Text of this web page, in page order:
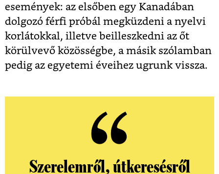
események: az elsőben egy Kanadában
dolgozó férfi próbál megküzdeni a nyelvi
korlátokkal, illetve beilleszkedni az őt
körülvevő közösségbe, a másik szólamban
pedig az egyetemi éveihez ugrunk vissza.
Szerelemről, útkeresésről